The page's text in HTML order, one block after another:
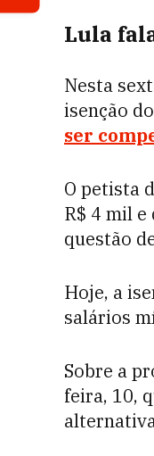
Lula
Nesta
isenção do
ser
O petista
R$ 4 mil e
questão
Hoje, a
salários
Sobre a
feira, 10,